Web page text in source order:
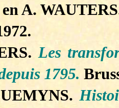
A.
Les
1795.